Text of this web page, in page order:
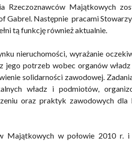
Majątkowych
Gabrel. Następnie pracami
tą funkcję również aktualnie.
nieruchomości, wyrażanie
jego potrzeb wobec organów
solidarności zawodowej.
władz i podmiotów,
oraz praktyk zawodowych dla
Majątkowych w połowie 2010 r.